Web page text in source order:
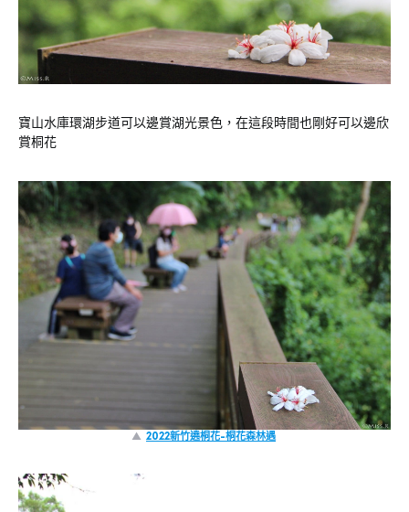
寶山水庫環湖步道可以邊賞湖光景色，在這段時間也剛好可以邊欣
賞桐花
▲ 2022新竹遶桐花-桐花森林遇